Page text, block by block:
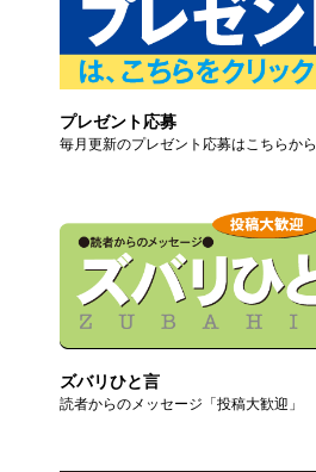
プレゼント応募
毎月更新のプレゼント応募はこちらから
ズバリひと言
読者からのメッセージ「投稿大歓迎」